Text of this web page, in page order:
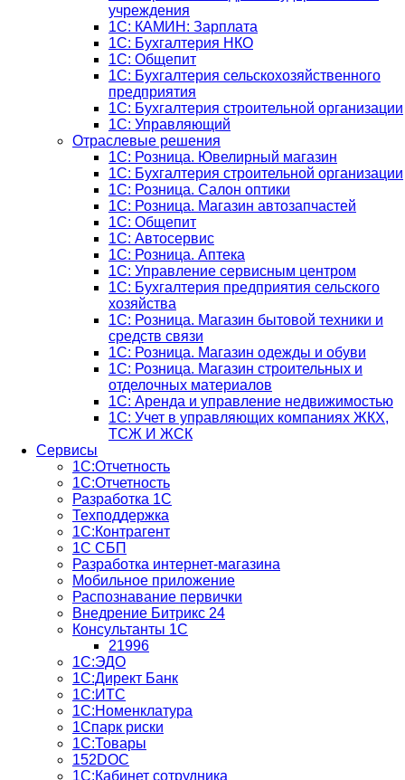
учреждения
1C: КАМИН: Зарплата
1C: Бухгалтерия НКО
1С: Общепит
1С: Бухгалтерия сельскохозяйст­венного
предприятия
1С: Бухгалтерия строительной организации
1С: Управляющий
Отраслевые решения
1С: Розница. Ювелирный магазин
1С: Бухгалтерия строительной организации
1С: Розница. Салон оптики
1С: Розница. Магазин автозапчастей
1C: Общепит
1С: Автосервис
1С: Розница. Аптека
1С: Управление сервисным центром
1С: Бухгалтерия предприятия сельского
хозяйства
1С: Розница. Магазин бытовой техники и
средств связи
1С: Розница. Магазин одежды и обуви
1С: Розница. Магазин строительных и
отделочных материалов
1С: Аренда и управление недвижимостью
1C: Учет в управляющих компаниях ЖКХ,
ТСЖ И ЖСК
Сервисы
1С:Отчетность
1С:Отчетность
Разработка 1С
Техподдержка
1С:Контрагент
1С СБП
Разработка интернет-магазина
Мобильное приложение
Распознавание первички
Внедрение Битрикс 24
Консультанты 1С
21996
1С:ЭДО
1С:Директ Банк
1С:ИТС
1С:Номенклатура
1Спарк риски
1С:Товары
152DOC
1С:Кабинет сотрудника